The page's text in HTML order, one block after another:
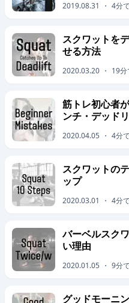
2019.08.31 ・ 4分
スクワットを
せる方法
2020.03.20 ・ 19分
筋トレ初心者
ンチ・デッドリ
2020.04.05 ・ 4分
スクワットの
ップ
2020.03.01 ・ 4分
バーベルスク
い理由
2020.01.05 ・ 9分
グッドモーニ